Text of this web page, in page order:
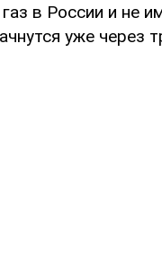
в России и не
уже через